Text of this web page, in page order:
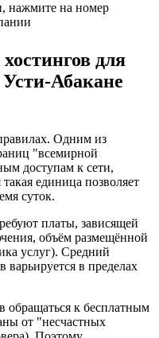
нажмите на номер
для
Абакане
Одним из
"всемирной
доступам к сети,
единица позволяет
суток.
платы, зависящей
объём размещённой
услуг). Средний
варьируется в пределах
обращаться к бесплатным
от "несчастных